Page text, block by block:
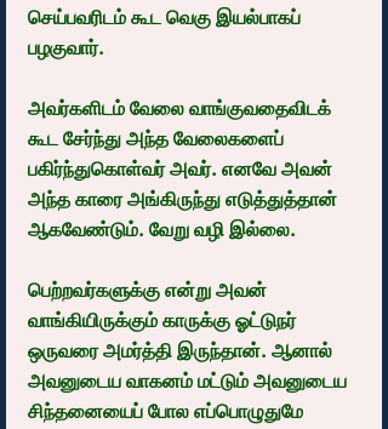
செய்பவரிடம் கூட வெகு இயல்பாகப்
பழகுவார்.
அவர்களிடம் வேலை வாங்குவதைவிடக்
கூட சேர்ந்து அந்த வேலைகளைப்
பகிர்ந்துகொள்வர் அவர். எனவே அவன்
அந்த காரை அங்கிருந்து எடுத்துத்தான்
ஆகவேண்டும். வேறு வழி இல்லை.
பெற்றவர்களுக்கு என்று அவன்
வாங்கியிருக்கும் காருக்கு ஓட்டுநர்
ஒருவரை அமர்த்தி இருந்தான். ஆனால்
அவனுடைய வாகனம் மட்டும் அவனுடைய
சிந்தனையைப் போல எப்பொழுதுமே